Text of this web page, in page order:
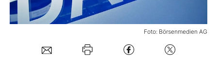
Mein Konto
Folgen Sie uns
Foto: Börsenmedien AG